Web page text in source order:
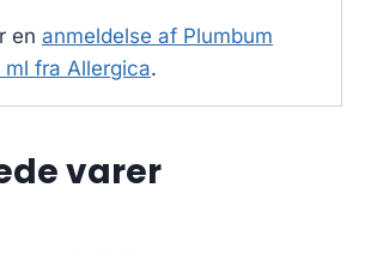
en anmeldelse af Plumbum
ml fra Allergica.
varer